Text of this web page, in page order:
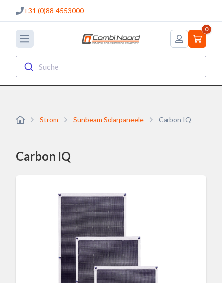
+31 (0)88-4553000
0
Suche
Strom Sunbeam Solarpaneele Carbon IQ
Carbon IQ